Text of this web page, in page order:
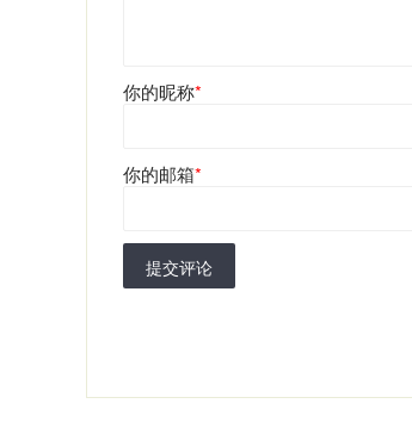
你的昵称*
你的邮箱*
提交评论